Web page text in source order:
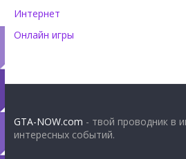
Интернет
Онлайн игры
GTA-NOW.com - твой проводник в
интересных событий.